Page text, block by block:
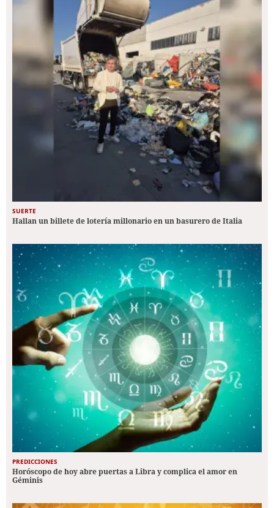
SUERTE
Hallan un billete de lotería millonario en un basurero de Italia
PREDICCIONES
Horóscopo de hoy abre puertas a Libra y complica el amor en
Géminis